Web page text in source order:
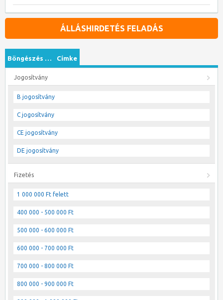
ÁLLÁSHIRDETÉS FELADÁS
Böngészés … Címke
Jogosítvány
B jogosítvány
C jogosítvány
CE jogosítvány
DE jogosítvány
Fizetés
1 000 000 Ft felett
400 000 - 500 000 Ft
500 000 - 600 000 Ft
600 000 - 700 000 Ft
700 000 - 800 000 Ft
800 000 - 900 000 Ft